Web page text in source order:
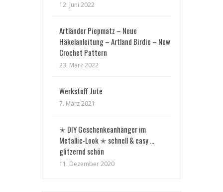
12. Juni 2022
Artländer Piepmatz – Neue
Häkelanleitung – Artland Birdie – New
Crochet Pattern
23. März 2022
Werkstoff Jute
7. März 2021
✭ DIY Geschenkeanhänger im
Metallic-Look ✭ schnell & easy …
glitzernd schön
11. Dezember 2020